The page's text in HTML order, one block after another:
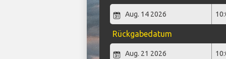
Rückgabedatum